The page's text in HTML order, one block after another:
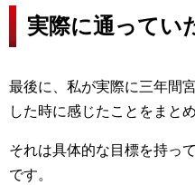
実際に通ってい
最後に、私が実際に三年間
した時に感じたことをまと
それは具体的な目標を持っ
です。